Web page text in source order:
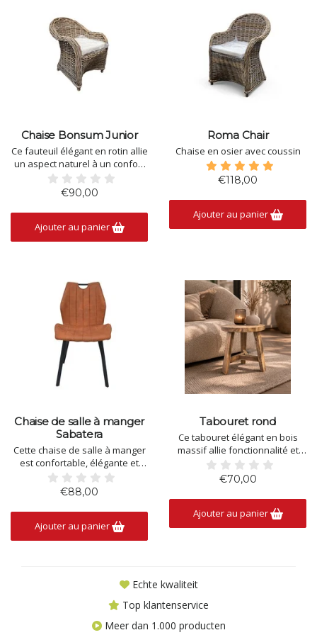
Chaise Bonsum Junior
Ce fauteuil élégant en rotin allie
un aspect naturel à un confort
d'assise optimal. Son tressage
raffiné, ses accoudoirs
confortables et son coussin
d'assise inclus garantissent
une détente absolue. Grâce à
son design intemporel et à ses
€90,00
Ajouter au panier
Roma Chair
Chaise en osier avec coussin
€118,00
Ajouter au panier
Chaise de salle à manger
Sabatera
Cette chaise de salle à manger
est confortable, élégante et
intemporelle. En conséquence,
il s’intègre dans l’intérieur de
chacun.
A une base en métal noir, est
robuste et de haute qualité,
également facile à entretenir.
€88,00
Ajouter au panier
Tabouret rond
Ce tabouret élégant en bois
massif allie fonctionnalité et
esthétique chaleureuse et
naturelle. Grâce à son plateau
rond robuste et à ses pieds
solides, il est idéal comme table
d'appoint, élément de
décoration ou siège
€70,00
Ajouter au panier
Echte kwaliteit
Top klantenservice
Meer dan 1.000 producten